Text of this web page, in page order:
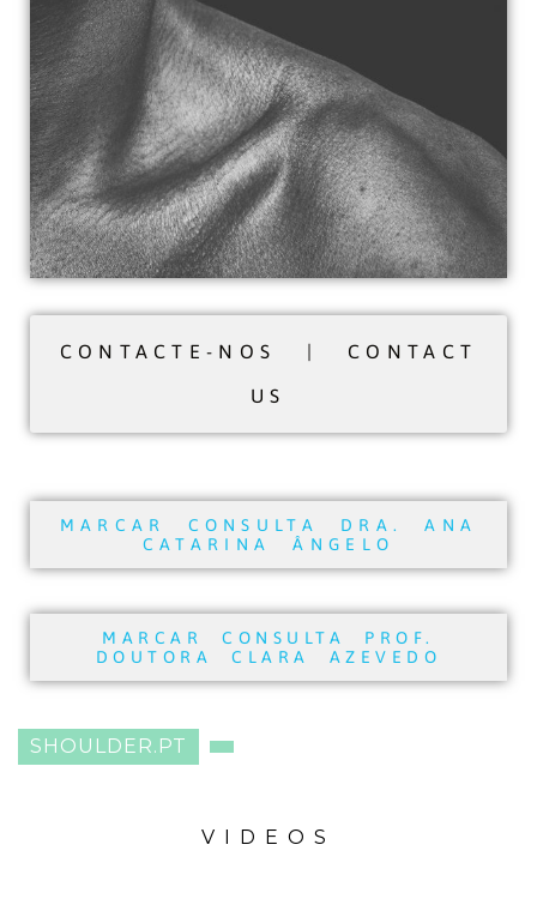
CONTACTE-NOS | CONTACT
US
MARCAR CONSULTA DRA. ANA
CATARINA ÂNGELO
MARCAR CONSULTA PROF.
DOUTORA CLARA AZEVEDO
SHOULDER.PT
VIDEOS